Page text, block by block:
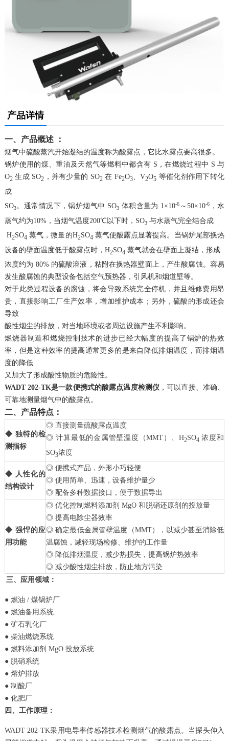
产品详情
一、产品概述 ：
烟气中硫酸蒸汽开始凝结的温度称为酸露点，它比水露点要高很多。
锅炉使用的煤、重油及天然气等燃料中都含有 S，在燃烧过程中 S 与
O2生成 SO2 ，并有少量的 SO2在 Fe2O3、V2O5 等催化剂作用下转化
成
SO3。通常情况下，锅炉烟气中 SO3 体积含量为 1×10-6 ～50×10-6
，水
蒸气约为10%，当烟气温度200℃以下时，SO3与水蒸气完全结合成
H2SO4 蒸气，微量的H2SO4 蒸气使酸露点显著提高。当锅炉尾部换热
设备的壁面温度低于酸露点时，H2SO4 蒸气就会在壁面上凝结，形成
浓度约为 80% 的硫酸溶液，粘附在换热器壁面上，产生酸腐蚀。容易
发生酸腐蚀的典型设备包括空气预热器，引风机和烟道壁等。
对于此类过程设备的腐蚀，将会导致系统完全停机，并且维修费用昂
贵，直接影响工厂生产效率，增加维护成本；另外，硫酸的形成还会
导致
酸性烟尘的排放，对当地环境或者周边设施产生不利影响。
燃烧器制造和燃烧控制技术的进步已经大幅度的提高了锅炉的热效
率，但是这种效率的提高通常更多的是来自降低排烟温度，而排烟温
度的降低
又加大了形成酸性物质的危险性。
WADT 202-TK是一款便携式的酸露点温度检测仪 ，可以直接、准确、
可靠地测量烟气中的酸露点。
二、产品特点：
◆ 独特的检
测指标
◎ 直接测量硫酸露点温度
◎ 计算最低的金属管壁温度（MMT）、H2SO4 浓度和
SO3浓度
◆ 人性化的
结构设计
◎ 便携式产品，外形小巧轻便
◎ 使用简单、迅速，设备维护量少
◎ 配备多种数据接口，便于数据导出
◆ 强悍的应
用功能
◎ 优化控制燃料添加剂 MgO 和脱硝还原剂的投放量
◎ 提高电除尘器效率
◎ 确定最低金属管壁温度（MMT），以减少甚至消除低
温腐蚀，减轻现场检修、维护的工作量
◎ 降低排烟温度，减少热损失，提高锅炉热效率
◎ 减少酸性烟尘排放，防止地方污染
三、应用领域：
● 燃油 / 煤锅炉厂
● 燃油备用系统
● 矿石乳化厂
● 柴油燃烧系统
● 燃料添加剂 MgO 投放系统
● 脱硝系统
● 熔炉排放
● 制酸厂
● 化肥厂
四、工作原理：
WADT 202-TK采用电导率传感器技术检测烟气的酸露点。当探头伸入